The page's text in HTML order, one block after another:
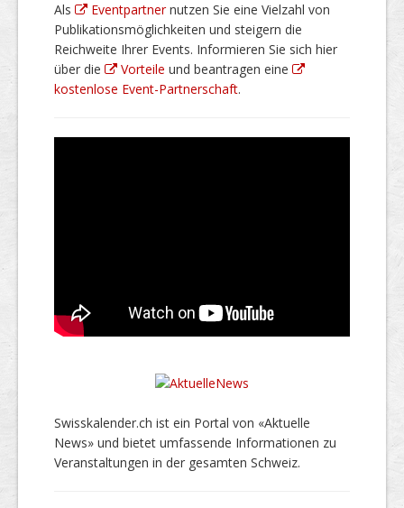
Als Eventpartnernutzen Sie eine Vielzahl von
Publikationsmöglichkeiten und steigern die
Reichweite Ihrer Events. Informieren Sie sich hier
über die
Vorteile und beantragen eine
kostenlose Event-Partnerschaft.
Swisskalender.ch ist ein Portal von «Aktuelle
News» und bietet umfassende Informationen zu
Veranstaltungen in der gesamten Schweiz.